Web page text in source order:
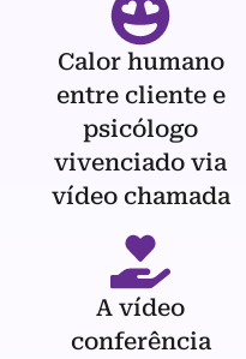
Calor humano
entre cliente e
psicólogo
vivenciado via
vídeo chamada
A vídeo
conferência